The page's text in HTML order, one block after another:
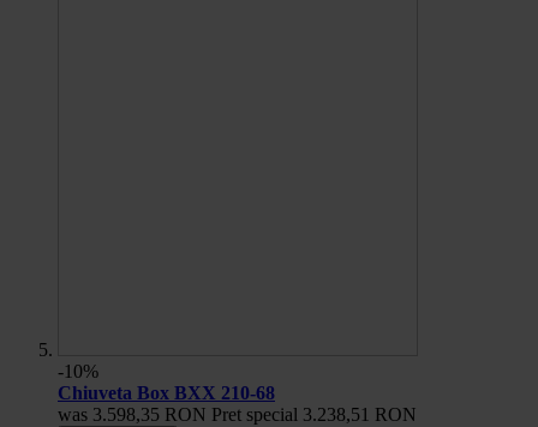
-10%
Chiuveta Box BXX 210-68
was 3.598,35 RON Pret special 3.238,51 RON